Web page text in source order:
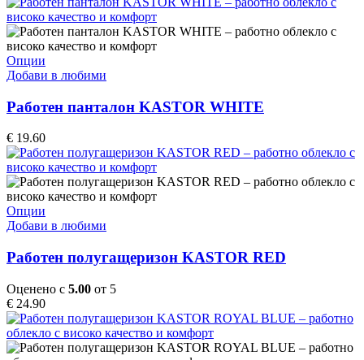
be
chosen
on
the
product
page
Опции
product
multiple
variants.
The
options
may
be
chosen
the
product
Добави в любими
Работен панталон KASTOR WHITE
€ 19.60
Опции
product
multiple
variants.
options
be
chosen
on
Добави в любими
Работен полугащеризон KASTOR RED
Оценено с 5.00 от 5
€ 24.90